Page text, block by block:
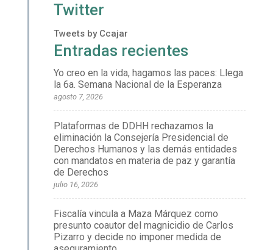
Twitter
Tweets by Ccajar
Entradas recientes
Yo creo en la vida, hagamos las paces: Llega
la 6a. Semana Nacional de la Esperanza
agosto 7, 2026
Plataformas de DDHH rechazamos la
eliminación la Consejería Presidencial de
Derechos Humanos y las demás entidades
con mandatos en materia de paz y garantía
de Derechos
julio 16, 2026
Fiscalía vincula a Maza Márquez como
presunto coautor del magnicidio de Carlos
Pizarro y decide no imponer medida de